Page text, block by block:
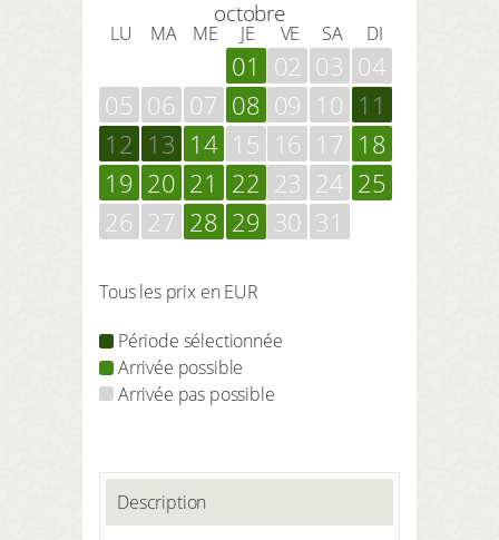
octobre
LU MA ME JE VE SA DI
01 02 03 04
05 06 07 08 09 10 11
12 13 14 15 16 17 18
19 20 21 22 23 24 25
26 27 28 29 30 31
Tous les prix en EUR
Période sélectionnée
Arrivée possible
Arrivée pas possible
Description